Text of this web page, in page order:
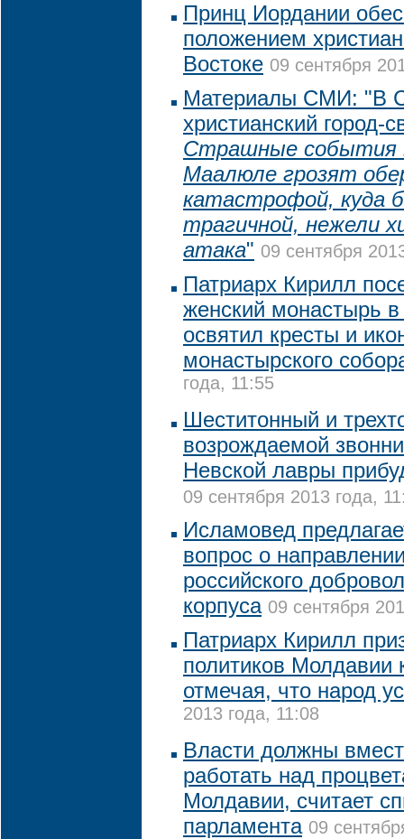
Принц Иордании
положением
Востоке 09 сентября
Материалы СМИ: "В
христианский город-
Страшные события
Маалюле грозят
катастрофой, куда
трагичной, нежели
атака" 09 сентября
Патриарх Кирилл
женский монастырь
освятил кресты и
монастырского
года, 11:55
Шеститонный и
возрождаемой
Невской лавры
09 сентября 2013 года,
Исламовед
вопрос о
российского
корпуса 09 сентября
Патриарх Кирилл
политиков Молдавии
отмечая, что народ
2013 года, 11:08
Власти должны
работать над
Молдавии, считает
парламента 09